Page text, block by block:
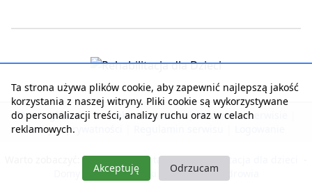
Strona główna | Kontakt z serwisem | Reklama w serwisie
Polityka prywatności
Warto zobaczyć: Nasza rehabilitacja - Rehabilitacja dla dzieci
Domy Seniora i Opieki
Pobyty dla zdrowia
Ta strona używa plików cookie, aby zapewnić najlepszą jakość
korzystania z naszej witryny. Pliki cookie są wykorzystywane
do personalizacji treści, analizy ruchu oraz w celach
reklamowych.
Akceptuję Odrzucam